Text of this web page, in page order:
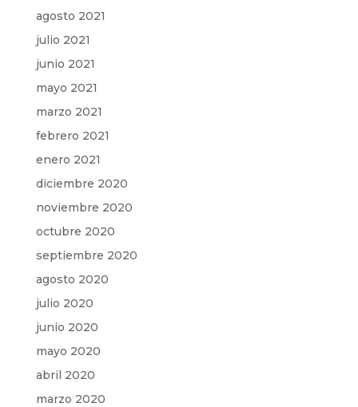
agosto 2021
julio 2021
junio 2021
mayo 2021
marzo 2021
febrero 2021
enero 2021
diciembre 2020
noviembre 2020
octubre 2020
septiembre 2020
agosto 2020
julio 2020
junio 2020
mayo 2020
abril 2020
marzo 2020